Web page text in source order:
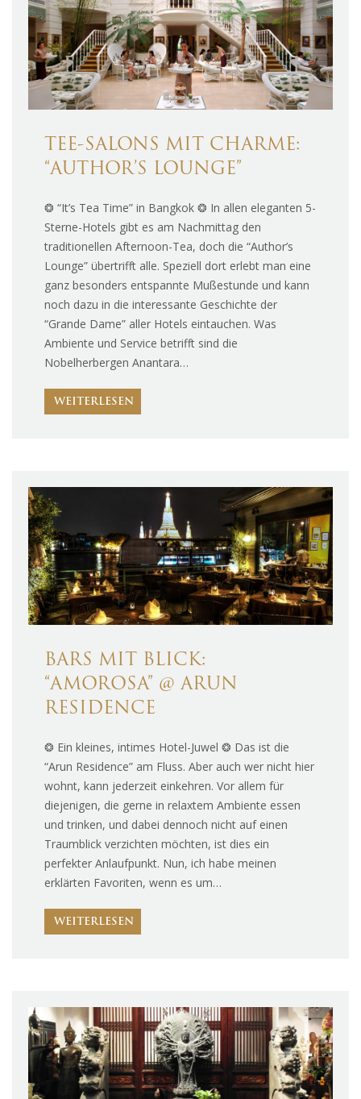
TEE-SALONS MIT CHARME:
“AUTHOR’S LOUNGE”
❂ “It’s Tea Time” in Bangkok ❂ In allen eleganten 5-
Sterne-Hotels gibt es am Nachmittag den
traditionellen Afternoon-Tea, doch die “Author’s
Lounge” übertrifft alle. Speziell dort erlebt man eine
ganz besonders entspannte Mußestunde und kann
noch dazu in die interessante Geschichte der
“Grande Dame” aller Hotels eintauchen. Was
Ambiente und Service betrifft sind die
Nobelherbergen Anantara…
WEITERLESEN
BARS MIT BLICK:
“AMOROSA” @ ARUN
RESIDENCE
❂ Ein kleines, intimes Hotel-Juwel ❂ Das ist die
“Arun Residence” am Fluss. Aber auch wer nicht hier
wohnt, kann jederzeit einkehren. Vor allem für
diejenigen, die gerne in relaxtem Ambiente essen
und trinken, und dabei dennoch nicht auf einen
Traumblick verzichten möchten, ist dies ein
perfekter Anlaufpunkt. Nun, ich habe meinen
erklärten Favoriten, wenn es um…
WEITERLESEN